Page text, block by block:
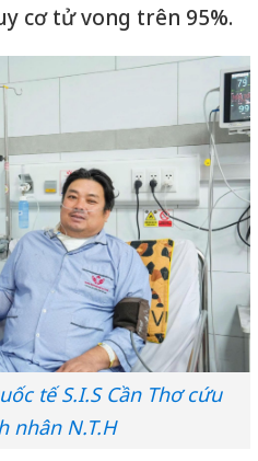
cơ tử vong trên 95%.
tế S.I.S Cần Thơ cứu
nhân N.T.H